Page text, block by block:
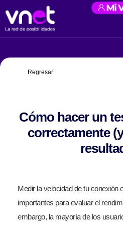
Regresar
Cómo hacer un
correctamente
Medir la velocidad de tu conexión
importantes para evaluar el
embargo, la mayoría de los